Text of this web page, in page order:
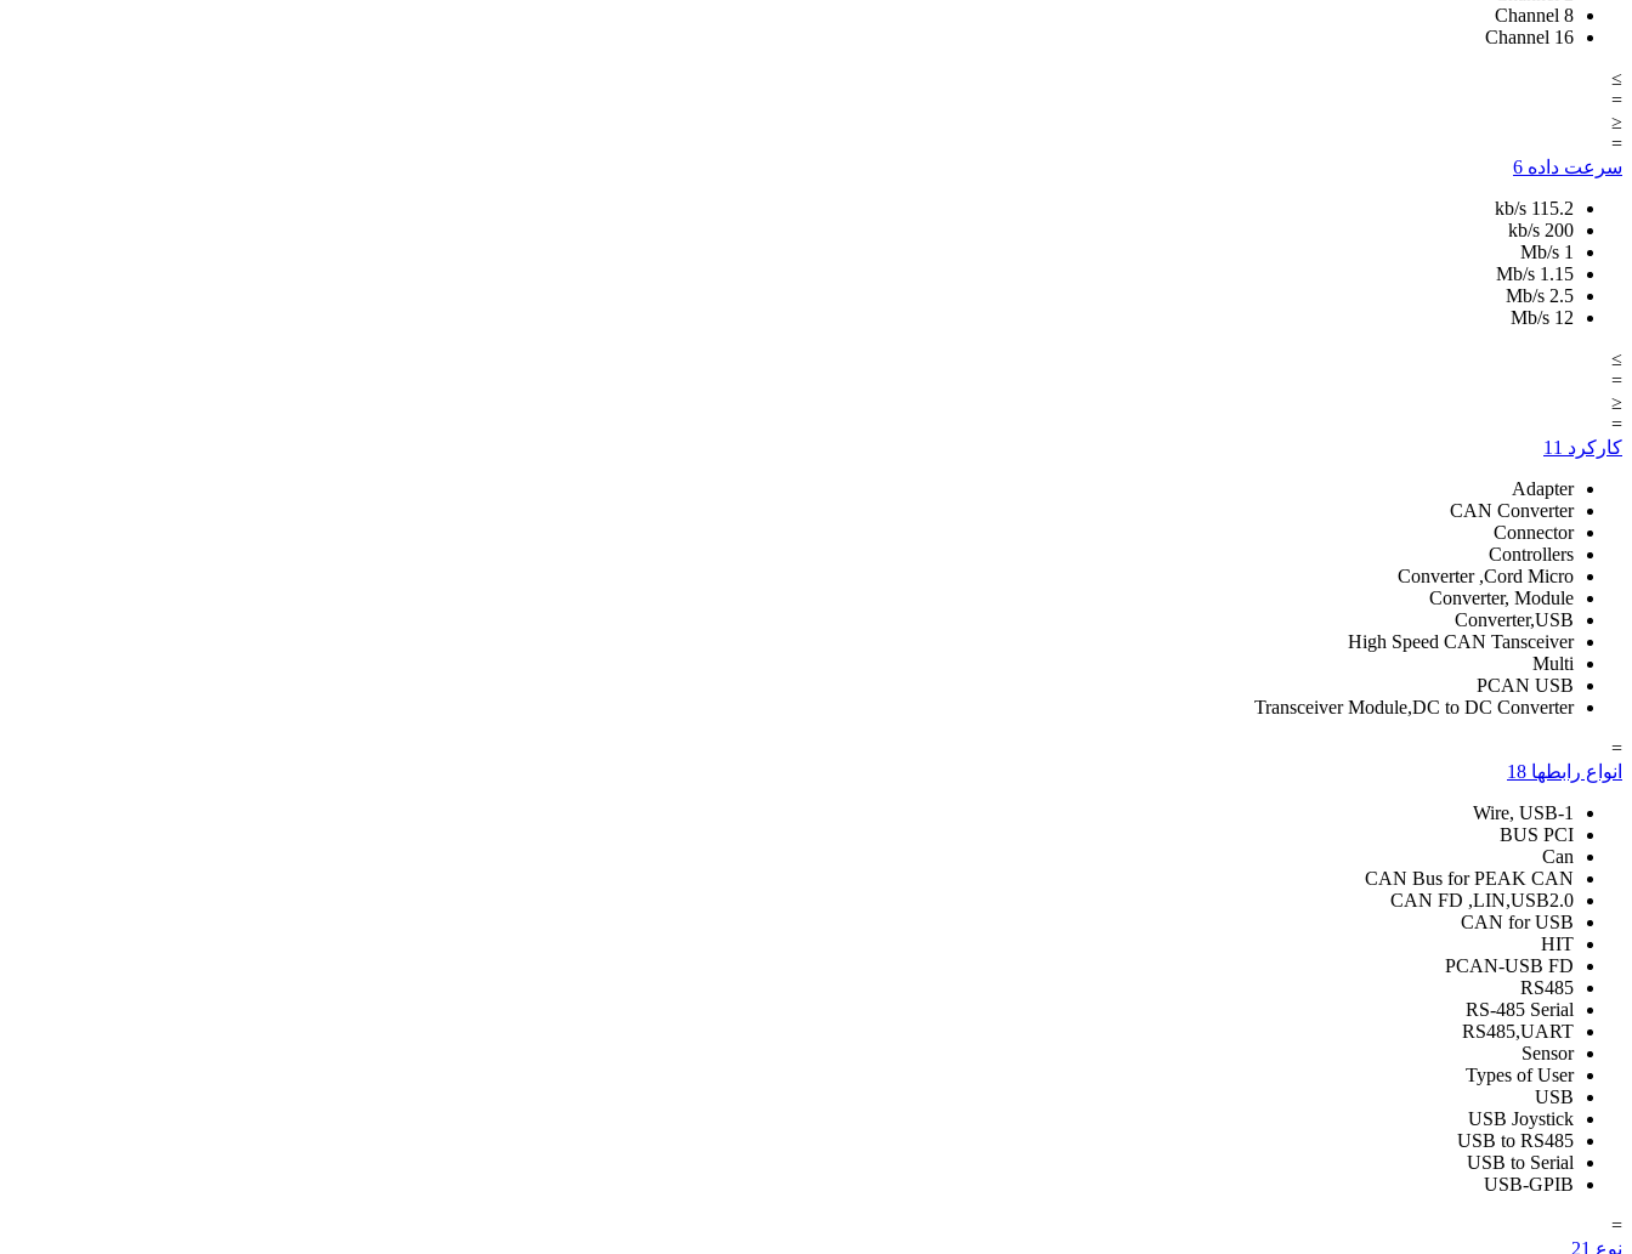
8
Channel
16
Channel
≥
=
≤
=
سرعت داده 6
115.2
kb/s
200
kb/s
1
Mb/s
1.15
Mb/s
2.5
Mb/s
12
Mb/s
≥
=
≤
=
کارکرد 11
Adapter
CAN Converter
Connector
Controllers
Converter ,Cord Micro
Converter, Module
Converter,USB
High Speed CAN Tansceiver
Multi
PCAN USB
Transceiver Module,DC to DC Converter
=
انواع رابطها 18
1-Wire, USB
BUS PCI
Can
CAN Bus for PEAK CAN
CAN FD ,LIN,USB2.0
CAN for USB
HIT
PCAN-USB FD
RS485
RS-485 Serial
RS485,UART
Sensor
Types of User
USB
USB Joystick
USB to RS485
USB to Serial
USB-GPIB
=
نوع 21